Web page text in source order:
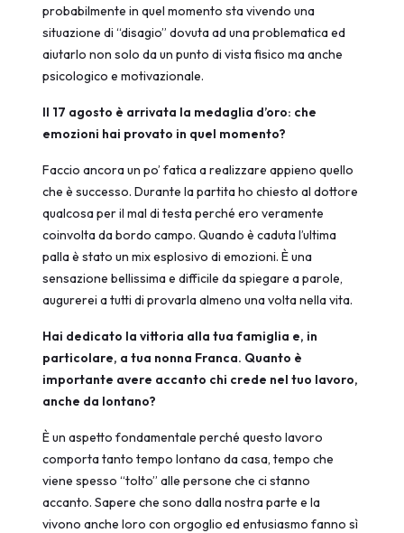
probabilmente in quel momento sta vivendo una
situazione di “disagio” dovuta ad una problematica ed
aiutarlo non solo da un punto di vista fisico ma anche
psicologico e motivazionale.
Il 17 agosto è arrivata la medaglia d’oro: che
emozioni hai provato in quel momento?
Faccio ancora un po’ fatica a realizzare appieno quello
che è successo. Durante la partita ho chiesto al dottore
qualcosa per il mal di testa perché ero veramente
coinvolta da bordo campo. Quando è caduta l’ultima
palla è stato un mix esplosivo di emozioni. È una
sensazione bellissima e difficile da spiegare a parole,
augurerei a tutti di provarla almeno una volta nella vita.
Hai dedicato la vittoria alla tua famiglia e, in
particolare, a tua nonna Franca. Quanto è
importante avere accanto chi crede nel tuo lavoro,
anche da lontano?
È un aspetto fondamentale perché questo lavoro
comporta tanto tempo lontano da casa, tempo che
viene spesso “tolto” alle persone che ci stanno
accanto. Sapere che sono dalla nostra parte e la
vivono anche loro con orgoglio ed entusiasmo fanno sì